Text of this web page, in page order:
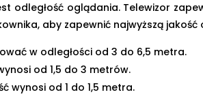
odległość oglądania. Telewizor
aby zapewnić najwyższą jakość
w odległości od 3 do 6,5 metra.
od 1,5 do 3 metrów.
wynosi od 1 do 1,5 metra.